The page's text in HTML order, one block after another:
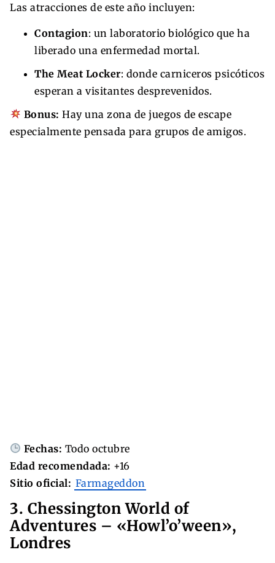
Las atracciones de este año incluyen:
Contagion: un laboratorio biológico que ha
liberado una enfermedad mortal.
The Meat Locker: donde carniceros psicóticos
esperan a visitantes desprevenidos.
Bonus: Hay una zona de juegos de escape
especialmente pensada para grupos de amigos.
Fechas: Todo octubre
Edad recomendada: +16
Sitio oficial: Farmageddon
3. Chessington World of
Adventures – «Howl’o’ween»,
Londres